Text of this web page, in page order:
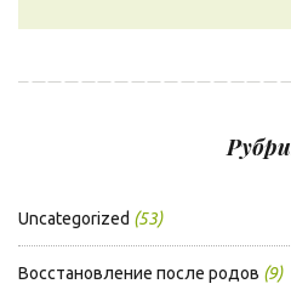
Uncategorized (53)
Восстановление после родов (9)